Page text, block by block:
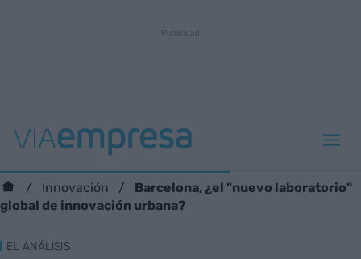
Innovación
Barcelona, ​​¿el "nuevo laboratorio"
global de innovación urbana?
EL ANÁLISIS